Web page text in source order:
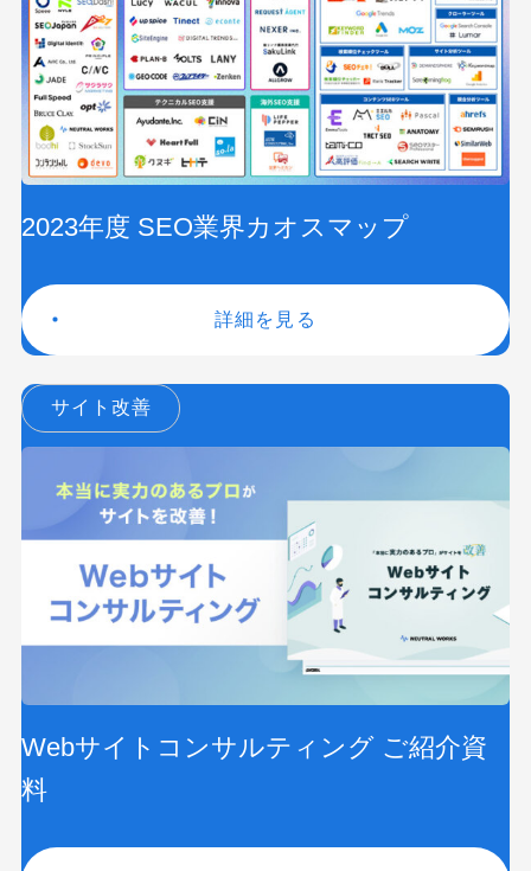
2023年度 SEO業界カオスマップ
詳細を見る
サイト改善
Webサイトコンサルティング ご紹介資
料